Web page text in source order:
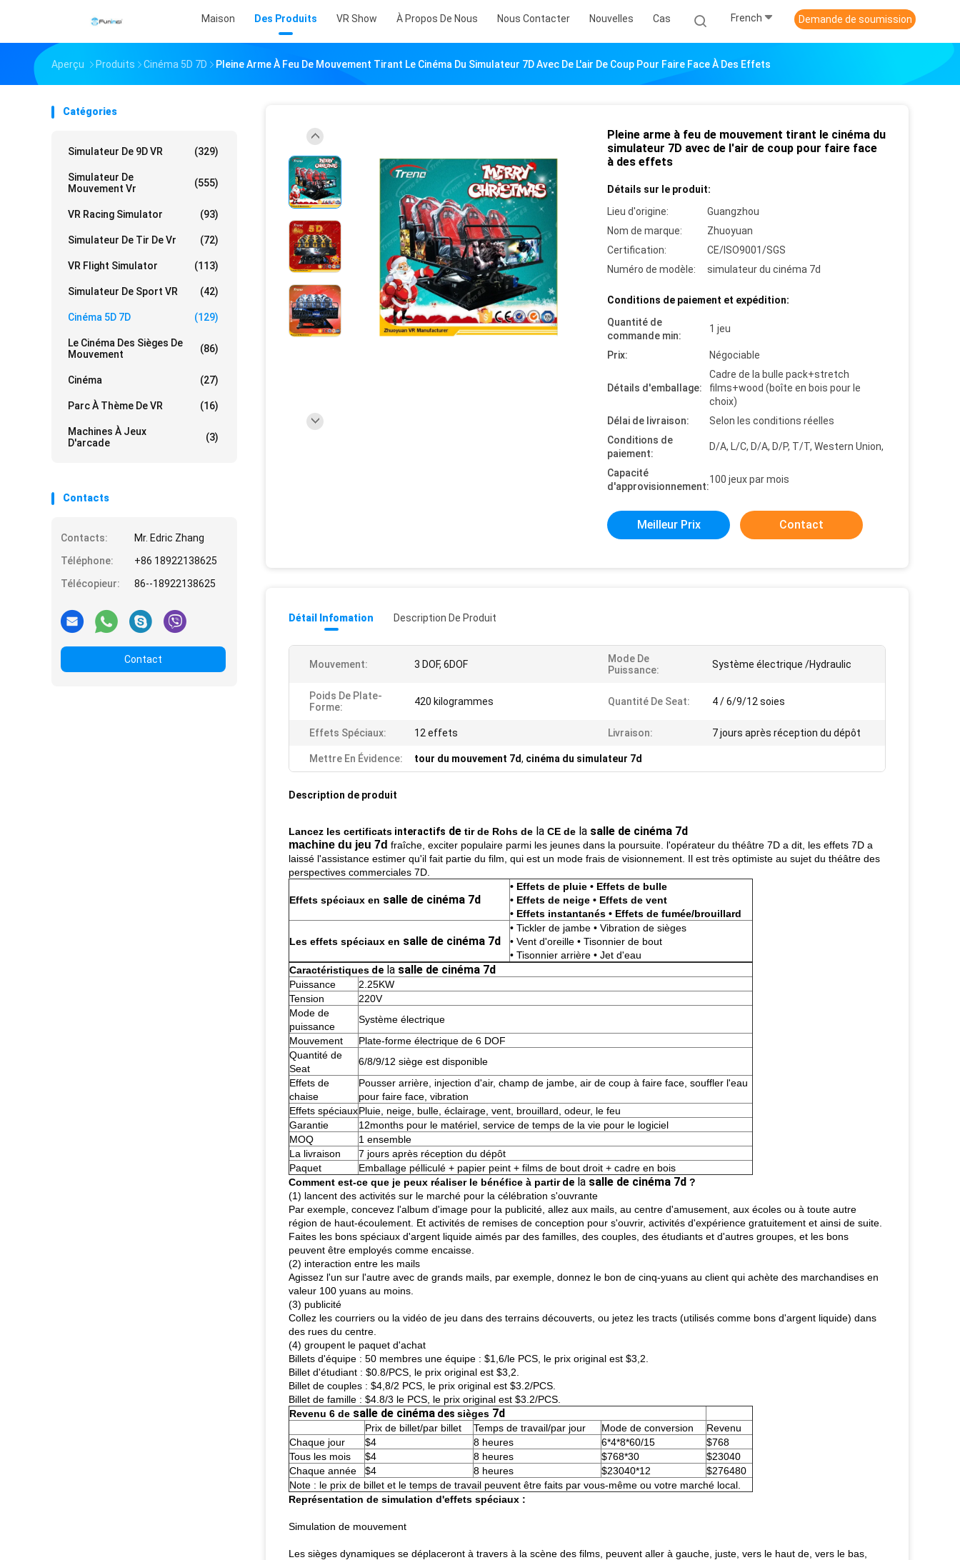
Maison Des Produits VR Show À Propos De Nous Nous Contacter Nouvelles Cas French Demande de soumission
Aperçu Produits Cinéma 5D 7D Pleine Arme À Feu De Mouvement Tirant Le Cinéma Du Simulateur 7D Avec De L'air De Coup Pour Faire Face À Des Effets
Catégories
Simulateur De 9D VR (329)
Simulateur De
Mouvement Vr
(555)
VR Racing Simulator (93)
Simulateur De Tir De Vr (72)
VR Flight Simulator (113)
Simulateur De Sport VR (42)
Cinéma 5D 7D (129)
Le Cinéma Des Sièges De
Mouvement
(86)
Cinéma (27)
Parc À Thème De VR (16)
Machines À Jeux
D'arcade
(3)
Contacts
Contacts:
Mr. Edric Zhang
Téléphone:
+86 18922138625
Télécopieur:
86--18922138625
Contact
Pleine arme à feu de mouvement tirant le cinéma du
simulateur 7D avec de l'air de coup pour faire face
à des effets
Détails sur le produit:
Lieu d'origine:
Guangzhou
Nom de marque:
Zhuoyuan
Certification:
CE/ISO9001/SGS
Numéro de modèle:
simulateur du cinéma 7d
Conditions de paiement et expédition:
Quantité de
commande min:
1 jeu
Prix: Négociable
Détails d'emballage:
Cadre de la bulle pack+stretch
films+wood (boîte en bois pour le
choix)
Délai de livraison:
Selon les conditions réelles
Conditions de
paiement:
D/A, L/C, D/A, D/P, T/T, Western Union,
Capacité
d'approvisionnement:
100 jeux par mois
Meilleur Prix Contact
Détail Infomation Description De Produit
Mouvement: 3 DOF, 6DOF
Mode De
Puissance:
Système électrique /Hydraulic
Poids De Plate-
Forme:
420 kilogrammes Quantité De Seat: 4 / 6/9/12 soies
Effets Spéciaux: 12 effets Livraison: 7 jours après réception du dépôt
Mettre En Évidence: tour du mouvement 7d, cinéma du simulateur 7d
Description de produit
Lancez les certificats interactifs de tir de Rohs de la CE de la salle de cinéma 7d
machine du jeu 7d fraîche, exciter populaire parmi les jeunes dans la poursuite. l'opérateur du théâtre 7D a dit, les effets 7D a
laissé l'assistance estimer qu'il fait partie du film, qui est un mode frais de visionnement. Il est très optimiste au sujet du théâtre des
perspectives commerciales 7D.
Effets spéciaux en salle de cinéma 7d
• Effets de pluie • Effets de bulle
• Effets de neige • Effets de vent
• Effets instantanés • Effets de fumée/brouillard
Les effets spéciaux en salle de cinéma 7d
• Tickler de jambe • Vibration de sièges
• Vent d'oreille • Tisonnier de bout
• Tisonnier arrière • Jet d'eau
Caractéristiques de la salle de cinéma 7d
Puissance
2.25KW
Tension
220V
Mode de
puissance
Système électrique
Mouvement
Plate-forme électrique de 6 DOF
Quantité de
Seat
6/8/9/12 siège est disponible
Effets de
chaise
Pousser arrière, injection d'air, champ de jambe, air de coup à faire face, souffler l'eau
pour faire face, vibration
Effets spéciauxPluie, neige, bulle, éclairage, vent, brouillard, odeur, le feu
Garantie
12months pour le matériel, service de temps de la vie pour le logiciel
MOQ
1 ensemble
La livraison
7 jours après réception du dépôt
Paquet
Emballage pélliculé + papier peint + films de bout droit + cadre en bois
Comment est-ce que je peux réaliser le bénéfice à partirde la salle de cinéma 7d ?
(1) lancent des activités sur le marché pour la célébration s'ouvrante
Par exemple, concevez l'album d'image pour la publicité, allez aux mails, au centre d'amusement, aux écoles ou à toute autre
région de haut-écoulement. Et activités de remises de conception pour s'ouvrir, activités d'expérience gratuitement et ainsi de suite.
Faites les bons spéciaux d'argent liquide aimés par des familles, des couples, des étudiants et d'autres groupes, et les bons
peuvent être employés comme encaisse.
(2) interaction entre les mails
Agissez l'un sur l'autre avec de grands mails, par exemple, donnez le bon de cinq-yuans au client qui achète des marchandises en
valeur 100 yuans au moins.
(3) publicité
Collez les courriers ou la vidéo de jeu dans des terrains découverts, ou jetez les tracts (utilisés comme bons d'argent liquide) dans
des rues du centre.
(4) groupent le paquet d'achat
Billets d'équipe : 50 membres une équipe : $1,6/le PCS, le prix original est $3,2.
Billet d'étudiant : $0.8/PCS, le prix original est $3,2.
Billet de couples : $4,8/2 PCS, le prix original est $3.2/PCS.
Billet de famille : $4.8/3 le PCS, le prix original est $3.2/PCS.
Revenu 6 de salle de cinéma des sièges 7d
Prix de billet/par billet Temps de travail/par jour Mode de conversion
Revenu
Chaque jour
$4 8 heures 6*4*8*60/15
$768
Tous les mois
$4 8 heures $768*30
$23040
Chaque année
$4 8 heures $23040*12
$276480
Note : le prix de billet et le temps de travail peuvent être faits par vous-même ou votre marché local.
Représentation de simulation d'effets spéciaux :
Simulation de mouvement
Les sièges dynamiques se déplaceront à travers à la scène des films, peuvent aller à gauche, juste, vers le haut de, vers le bas,